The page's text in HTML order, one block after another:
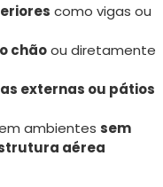
como vigas ou
chãoou diretamente
externas ou pátios
ambientes sem
aérea